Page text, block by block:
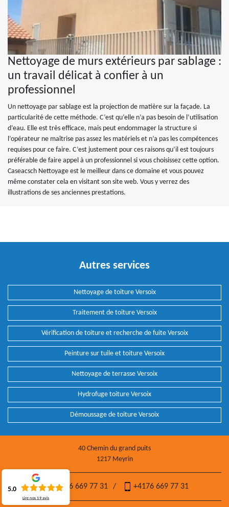
Nettoyage de murs extérieurs par sablage :
un travail délicat à confier à un
professionnel
Un nettoyage par sablage est la projection de matière sur la façade. La
particularité de cette méthode. C’est qu’elle n’a pas besoin de l’utilisation
d’eau. Elle est très efficace, mais peut endommager la structure si
l’opérateur ne maîtrise pas assez les matériels et n’a pas les compétences
requises pour ce faire. C’est justement pour ces raisons qu’il est toujours
préférable de faire appel à un professionnel si vous choisissez cette option.
Caseacsch Nettoyage est le meilleur dans ce domaine et vous pouvez
même constater cela en visitant son site web. Vous y verrez des
illustrations de ses anciennes prestations.
Autres services
Nettoyage de toiture Versoix
Traitement de toiture Versoix
Vérification de toiture et recherche de fuite Versoix
Peinture sur tuile et toiture Versoix
Nettoyage de terrasse Versoix
Hydrofuge toiture Versoix
Démoussage de toiture Versoix
40 Chemin du grand puits
1217 Meyrin
+4176 669 77 31 / +4176 669 77 31
5.0
Lire nos19 avis